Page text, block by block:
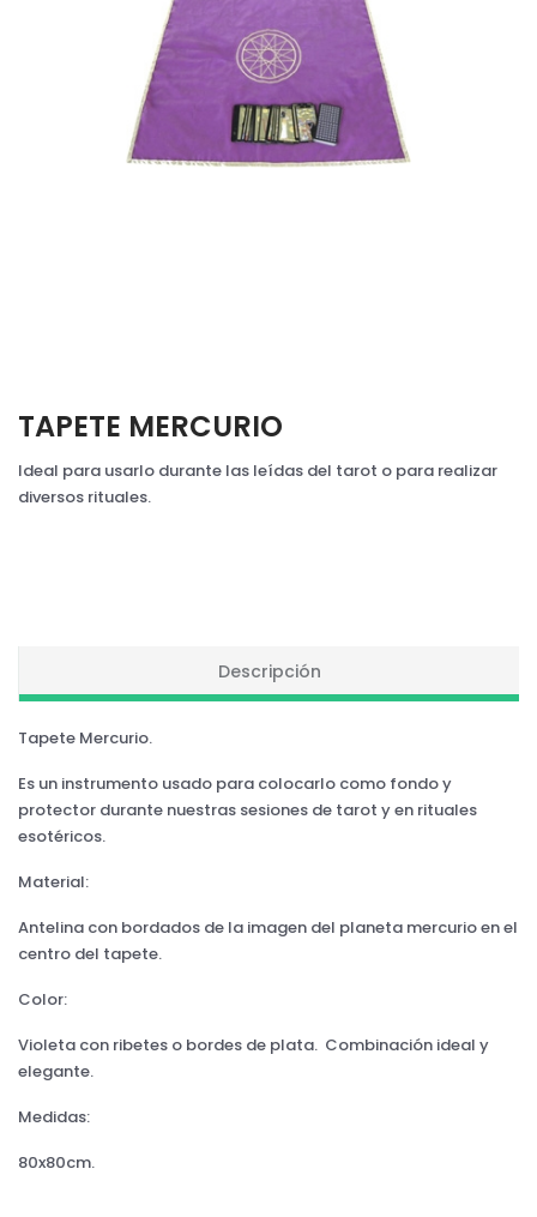
TAPETE MERCURIO
Ideal para usarlo durante las leídas del tarot o para realizar
diversos rituales.
Descripción
Tapete Mercurio.
Es un instrumento usado para colocarlo como fondo y
protector durante nuestras sesiones de tarot y en rituales
esotéricos.
Material:
Antelina con bordados de la imagen del planeta mercurio en el
centro del tapete.
Color:
Violeta con ribetes o bordes de plata. Combinación ideal y
elegante.
Medidas:
80x80cm.